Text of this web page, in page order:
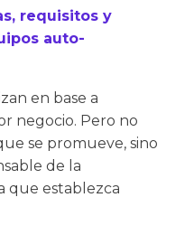
requisitos y
auto-
en base a
negocio. Pero no
se promueve, sino
de la
que establezca